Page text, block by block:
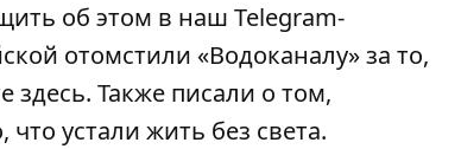
об этом в наш Telegram-
отомстили «Водоканалу» за то,
здесь. Также писали о том,
устали жить без света.